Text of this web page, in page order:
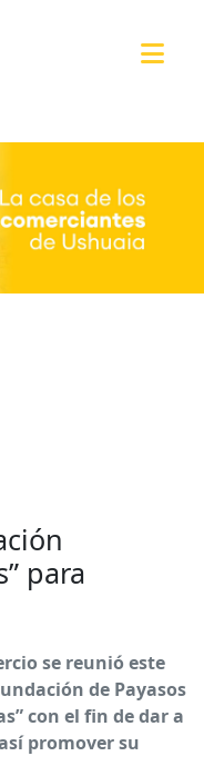
para
se reunió este
de Payasos
con el fin de dar a
promover su